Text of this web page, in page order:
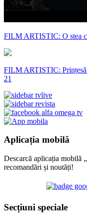
FILM ARTISTIC: O stea
FILM ARTISTIC: Prințesă
21
Aplicația mobilă
Descarcă aplicația mobilă
recomandări și noutăți!
Secțiuni speciale